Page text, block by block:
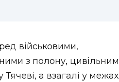
військовими,
з полону, цивільним
а взагалі у межах